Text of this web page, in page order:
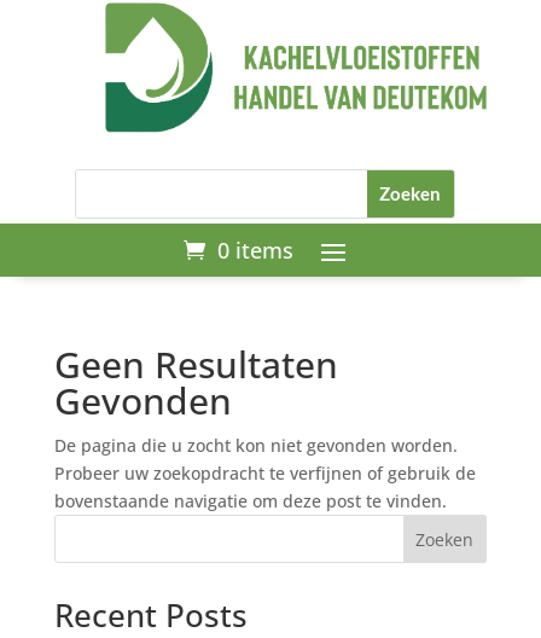
0 items
Geen Resultaten
Gevonden
De pagina die u zocht kon niet gevonden worden.
Probeer uw zoekopdracht te verfijnen of gebruik de
bovenstaande navigatie om deze post te vinden.
Zoeken
Recent Posts